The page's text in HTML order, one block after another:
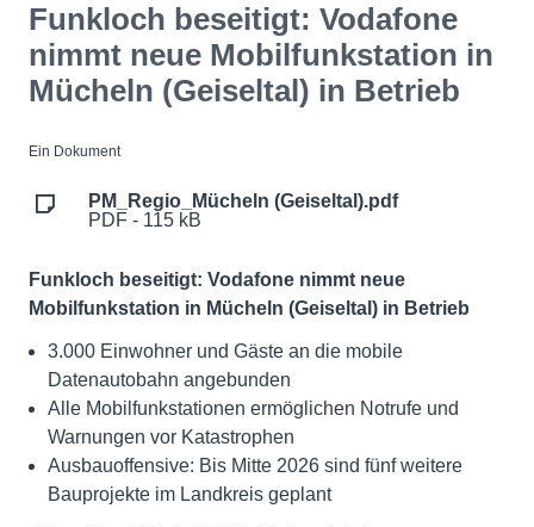
Funkloch beseitigt: Vodafone
nimmt neue Mobilfunkstation in
Mücheln (Geiseltal) in Betrieb
Ein Dokument
PM_Regio_Mücheln (Geiseltal).pdf
PDF - 115 kB
Funkloch beseitigt: Vodafone nimmt neue
Mobilfunkstation in Mücheln (Geiseltal) in Betrieb
3.000 Einwohner und Gäste an die mobile
Datenautobahn angebunden
Alle Mobilfunkstationen ermöglichen Notrufe und
Warnungen vor Katastrophen
Ausbauoffensive: Bis Mitte 2026 sind fünf weitere
Bauprojekte im Landkreis geplant